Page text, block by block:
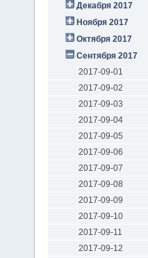
Декабря 2017
Ноября 2017
Октября 2017
Сентября 2017
2017-09-01
2017-09-02
2017-09-03
2017-09-04
2017-09-05
2017-09-06
2017-09-07
2017-09-08
2017-09-09
2017-09-10
2017-09-11
2017-09-12